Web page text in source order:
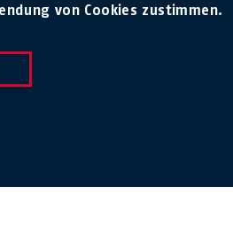
von Cookies zustimmen.